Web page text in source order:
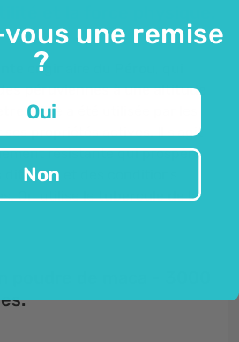
originaire du
péruviennes à une altitude
Elle a été utilisée par les
ses propriétés actives. Il s'agit
résistante qui prospère
difficiles et des conditions
On utilise letubercule de la
une remise
?
Oui
Non